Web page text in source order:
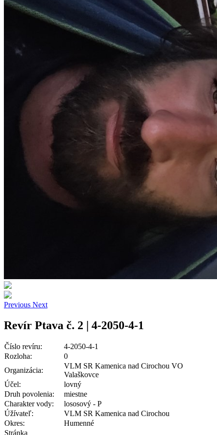
Previous Next
Revír Ptava č. 2 | 4-2050-4-1
Číslo revíru:
4-2050-4-1
Rozloha:
0
Organizácia:
VLM SR Kamenica nad Cirochou VO
Valaškovce
Účel:
lovný
Druh povolenia:
miestne
Charakter vody:
lososový - P
Úžívateľ:
VLM SR Kamenica nad Cirochou
Okres:
Humenné
Stránka